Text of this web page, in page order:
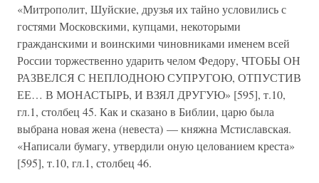
«Митрополит, Шуйские, друзья их тайно условились с
гостями Московскими, купцами, некоторыми
гражданскими и воинскими чиновниками именем всей
России торжественно ударить челом Федору, ЧТОБЫ ОН
РАЗВЕЛСЯ С НЕПЛОДНОЮ СУПРУГОЮ, ОТПУСТИВ
ЕЕ… В МОНАСТЫРЬ, И ВЗЯЛ ДРУГУЮ» [595], т.10,
гл.1, столбец 45. Как и сказано в Библии, царю была
выбрана новая жена (невеста) — княжна Мстиславская.
«Написали бумагу, утвердили оную целованием креста»
[595], т.10, гл.1, столбец 46.